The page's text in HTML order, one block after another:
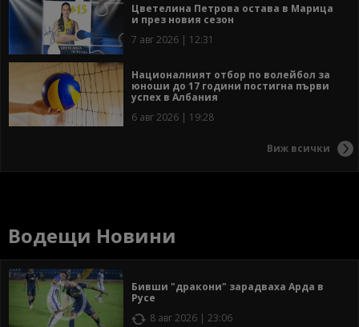
Цветелина Петрова остава в Марица
и през новия сезон
7 авг 2026 | 12:31
Националният отбор по волейбол за
юноши до 17 години постигна първи
успех в Албания
6 авг 2026 | 19:28
Виж всички
Водещи Новини
Бивши "дракони" зарадваха Арда в
Русе
8 авг 2026 | 23:06